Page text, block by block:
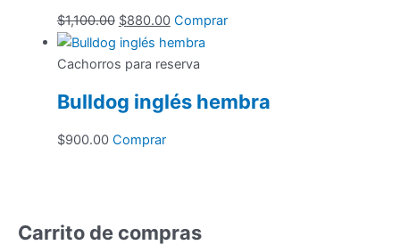
$1,100.00 El
precio
original
$1,100.00.
$880.00El
precio
actual
$880.00.
Comprar
Cachorros para reserva
Bulldog inglés hembra
$900.00 Comprar
Carrito de compras